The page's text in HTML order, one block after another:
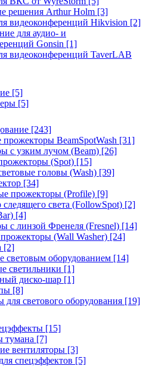
решения Arthur Holm [3]
видеоконференций Hikvision [2]
для аудио- и
Gonsin [1]
видеоконференций TaverLAB
[5]
[5]
[243]
BeamSpotWash [31]
с узким лучом (Beam) [26]
(Spot) [15]
головы (Wash) [39]
[34]
прожекторы (Profile) [9]
света (FollowSpot) [2]
[4]
с линзой Френеля (Fresnel) [14]
(Wall Washer) [24]
[2]
световым оборудованием [14]
светильники [1]
диско-шар [1]
[8]
для светового оборудования [19]
[15]
тумана [7]
вентиляторы [3]
спецэффектов [5]